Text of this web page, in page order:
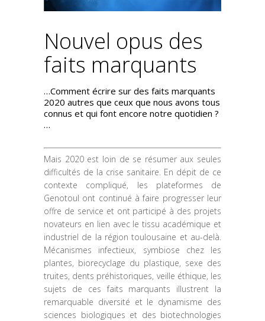
Nouvel opus des
faits marquants
…Comment écrire sur des faits marquants
2020 autres que ceux que nous avons tous
connus et qui font encore notre quotidien ?
…
Mais 2020 est loin de se résumer aux seules
difficultés de la crise sanitaire. En dépit de ce
contexte compliqué, les plateformes de
Genotoul ont continué à faire progresser leur
offre de service et ont participé à des projets
novateurs en lien avec le tissu académique et
industriel de la région toulousaine et au-delà.
Mécanismes infectieux, symbiose chez les
plantes, biorecyclage du plastique, sexe des
truites, dents préhistoriques, veille éthique, les
sujets de ces faits marquants illustrent la
remarquable diversité et le dynamisme des
sciences biologiques et des biotechnologies